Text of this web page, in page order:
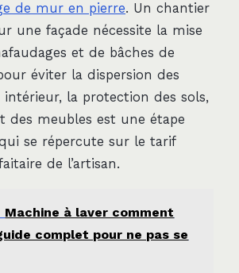
de mur en pierre. Un chantier
une façade nécessite la mise
et de bâches de
éviter la dispersion des
intérieur, la protection des sols,
des meubles est une étape
se répercute sur le tarif
de l’artisan.
Machine à laver comment
complet pour ne pas se